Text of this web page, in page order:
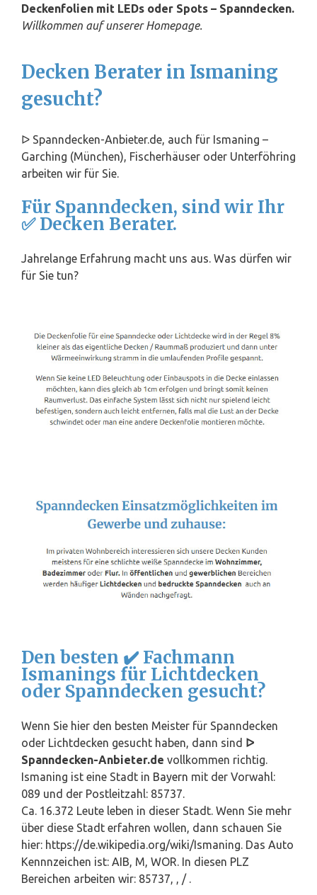
Deckenfolien mit LEDs oder Spots – Spanndecken.
Willkommen auf unserer Homepage.
Decken Berater in Ismaning
gesucht?
ᐅ Spanndecken-Anbieter.de, auch für Ismaning –
Garching (München), Fischerhäuser oder Unterföhring
arbeiten wir für Sie.
Für Spanndecken, sind wir Ihr
✅ Decken Berater.
Jahrelange Erfahrung macht uns aus. Was dürfen wir
für Sie tun?
Den besten ✔️ Fachmann
Ismanings für Lichtdecken
oder Spanndecken gesucht?
Wenn Sie hier den besten Meister für Spanndecken
oder Lichtdecken gesucht haben, dann sind ᐅ
Spanndecken-Anbieter.de vollkommen richtig.
Ismaning ist eine Stadt in Bayern mit der Vorwahl:
089 und der Postleitzahl: 85737.
Ca. 16.372 Leute leben in dieser Stadt. Wenn Sie mehr
über diese Stadt erfahren wollen, dann schauen Sie
hier: https://de.wikipedia.org/wiki/Ismaning. Das Auto
Kennnzeichen ist: AIB, M, WOR. In diesen PLZ
Bereichen arbeiten wir: 85737, , / .